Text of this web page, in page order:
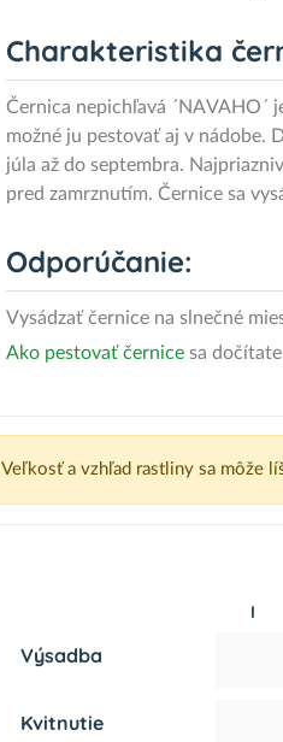
Charakteristika
Černica nepichľavá ´NAVAHO´
možné ju pestovať aj v nádobe.
júla až do septembra.
pred zamrznutím. Černice sa
Odporúčanie:
Vysádzať černice na slnečné
Ako pestovať černice sa
Veľkosť a vzhľad rastliny sa môže
I
Výsadba
Kvitnutie